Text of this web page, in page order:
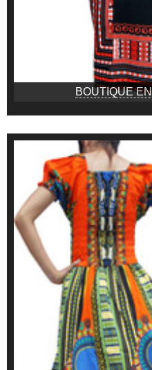
BOUTIQUE